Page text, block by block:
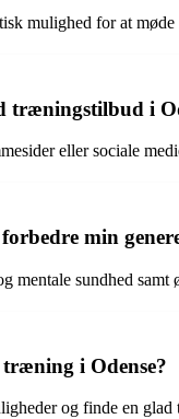
mulighed for at
træningstilbud i
eller sociale
min
mentale sundhed samt
i Odense?
og finde en